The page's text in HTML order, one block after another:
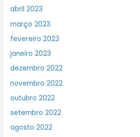
abril 2023
março 2023
fevereiro 2023
janeiro 2023
dezembro 2022
novembro 2022
outubro 2022
setembro 2022
agosto 2022